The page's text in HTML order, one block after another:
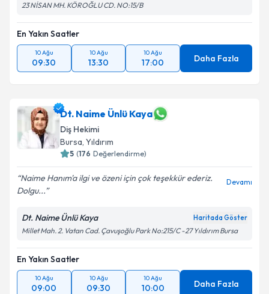
23 NİSAN MH. KÖROĞLU CD. NO:15/B
En Yakın Saatler
10 Ağu
09:30
10 Ağu
13:30
10 Ağu
17:00 Daha Fazla
Dt. Naime Ünlü Kaya
Diş Hekimi
Bursa, Yıldırım
5 (176 Değerlendirme)
Naime Hanım'a ilgi ve özeni için çok teşekkür ederiz.
Dolgu...
Devamı
Dt. Naime Ünlü Kaya Haritada Göster
Millet Mah. 2. Vatan Cad. Çavuşoğlu Park No:215/C -27 Yıldırım Bursa
En Yakın Saatler
10 Ağu
09:00
10 Ağu
09:30
10 Ağu
10:00 Daha Fazla